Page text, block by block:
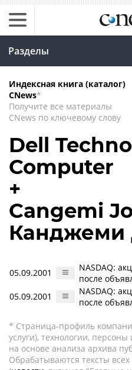
Разделы
Индексная книга (каталог)
CNews*
Получите все материалы
CNews по ключевому слову
Dell
Computer
+
Cangemi
05.09.2001
NASDAQ:
после
05.09.2001
NASDAQ:
после
* Страница-профиль
услуги), технологии,
на основе анализа архива
Обрабатываются тексты